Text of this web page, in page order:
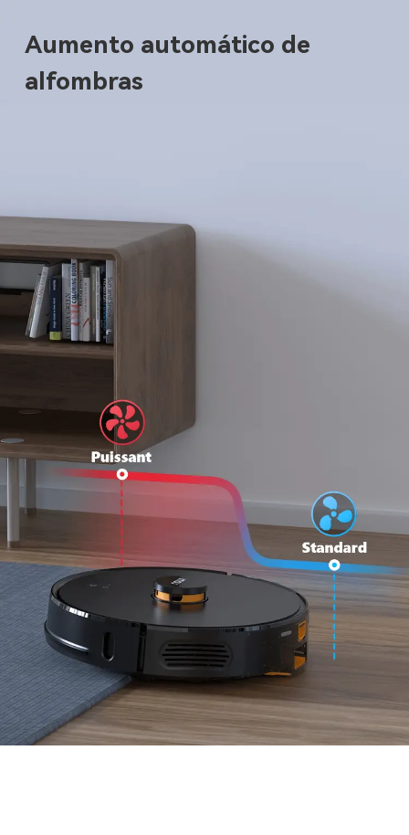
Aumento automático de
alfombras